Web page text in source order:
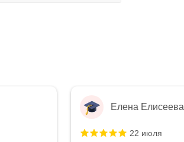
Елена Елисеева
22 июля